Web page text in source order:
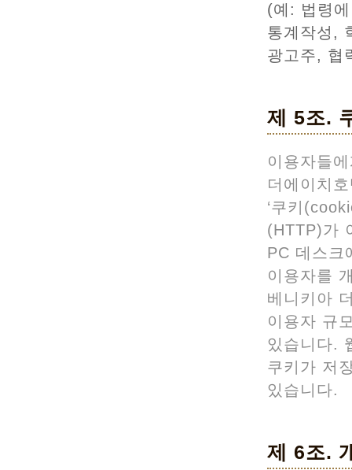
(예: 법령
통계작성,
광고주, 협
제 5조.
이용자들
더에이치
‘쿠키
(HTTP)가
PC 데스크
이용자를
베니키아
이용자 규
있습니다.
쿠키가 저
있습니다.
제 6조.